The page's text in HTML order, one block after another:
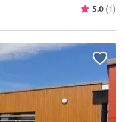
5.0 (1)